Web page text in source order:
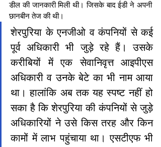
डील की जानकारी मिली थी। जिसके बाद ईडी ने अपनी
छानबीन तेज की थी।
शेरपुरिया के एनजीओ व कंपनियों से कई
पूर्व अधिकारी भी जुड़े रहे हैं। उसके
करीबियों में एक सेवानिवृत्त आइपीएस
अधिकारी व उनके बेटे का भी नाम आया
था। हालांकि अब तक यह स्पष्ट नहीं हो
सका है कि शेरपुरिया की कंपनियों से जुड़े
अधिकारियों ने उसे किस तरह और किन
कामों में लाभ पहुंचाया था। एसटीएफ भी